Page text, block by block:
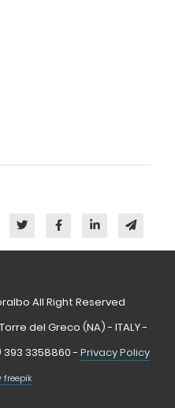
All Right Reserved
del Greco (NA) - ITALY -
3358860 - Privacy Policy
freepik